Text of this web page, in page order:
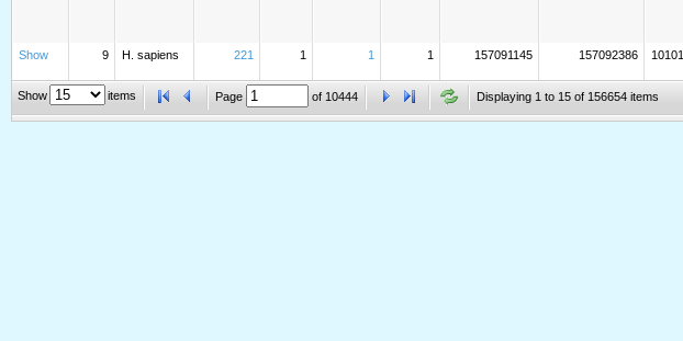
Show 9 H. sapiens 221 1 1 1 157091145 157092386 10101
Show 10 H. sapiens 477 1 12 12 147014028 147013689 101
Show items Page of 10444 Displaying 1 to 15 of 156654 items